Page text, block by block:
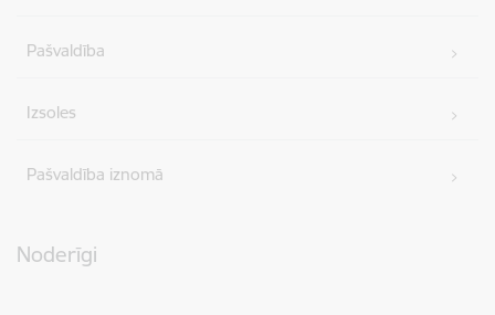
Pašvaldība
Izsoles
Pašvaldība iznomā
Noderīgi